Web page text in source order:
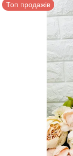
Топ продажів